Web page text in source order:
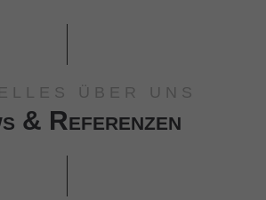
ÜBER UNS
& Referenzen